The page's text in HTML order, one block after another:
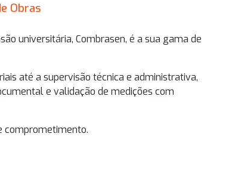
Obras
universitária, Combrasen, é a sua gama de
até a supervisão técnica e administrativa,
e validação de medições com
comprometimento.